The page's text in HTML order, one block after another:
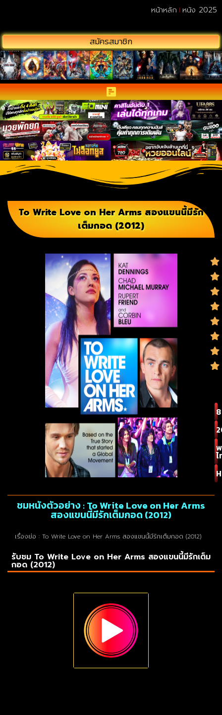
สมัครสมาชิก
หน้าหลัก หนัง 2025
To Write Love on Her Arms สองแขนนี้มีรัก
เต็มกอด (2012)
8
ชมหนังตัวอย่าง : To Write Love on Her Arms
สองแขนนี้มีรักเต็มกอด (2012)
เรื่องย่อ : To Write Love on Her Arms สองแขนนี้มีรักเต็มกอด (2012)
รับชม To Write Love on Her Arms สองแขนนี้มีรักเต็ม
กอด (2012)